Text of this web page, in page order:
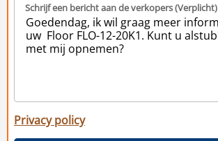
Schrijf een bericht aan de verkopers (Verplicht)
Privacy policy